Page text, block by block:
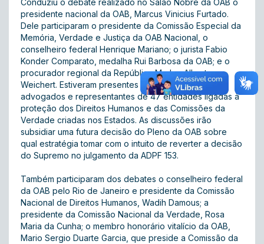
Conduziu o debate realizado no Salão Nobre da OAB o
presidente nacional da OAB, Marcus Vinicius Furtado.
Dele participaram o presidente da Comissão Especial da
Memória, Verdade e Justiça da OAB Nacional, o
conselheiro federal Henrique Mariano; o jurista Fabio
Konder Comparato, medalha Rui Barbosa da OAB; e o
procurador regional da República Marlon Alberto
Weichert. Estiveram presentes especialistas no tema,
advogados e representantes de 47 entidades ligadas à
proteção dos Direitos Humanos e das Comissões da
Verdade criadas nos Estados. As discussões irão
subsidiar uma futura decisão do Pleno da OAB sobre
qual estratégia tomar com o intuito de reverter a decisão
do Supremo no julgamento da ADPF 153.
Também participaram dos debates o conselheiro federal
da OAB pelo Rio de Janeiro e presidente da Comissão
Nacional de Direitos Humanos, Wadih Damous; a
presidente da Comissão Nacional da Verdade, Rosa
Maria da Cunha; o membro honorário vitalício da OAB,
Mario Sergio Duarte Garcia, que preside a Comissão da